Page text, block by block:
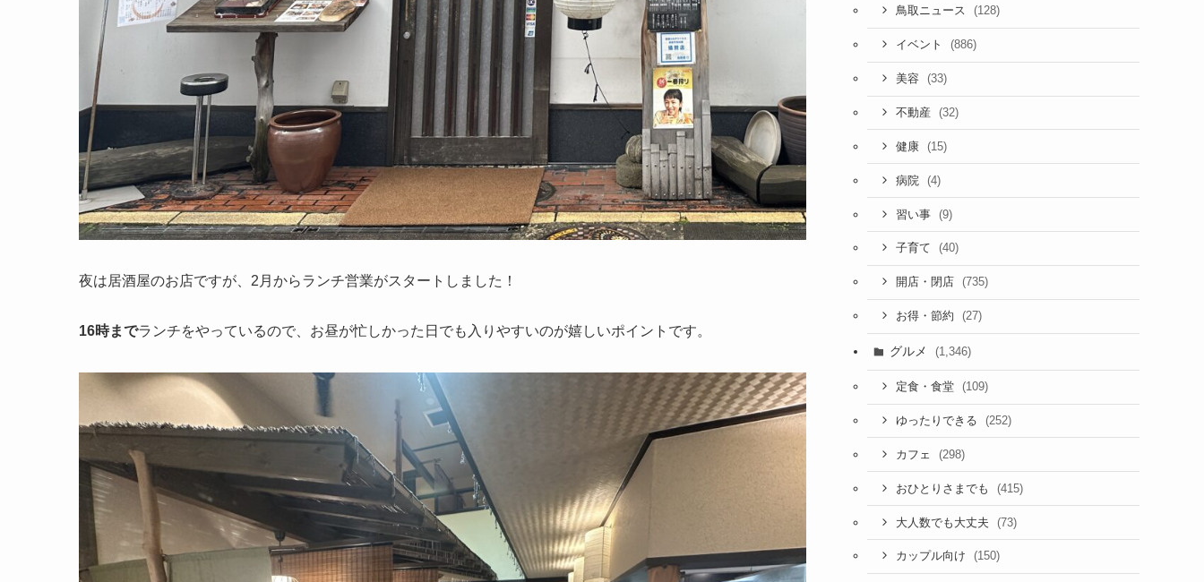
夜は居酒屋のお店ですが、2月からランチ営業がスタートしました！
16時までランチをやっているので、お昼が忙しかった日でも入りやすいのが嬉しいポイントです。
鳥取ニュース (128)
イベント (886)
美容 (33)
不動産 (32)
健康 (15)
病院 (4)
習い事 (9)
子育て (40)
開店・閉店 (735)
お得・節約 (27)
グルメ (1,346)
定食・食堂 (109)
ゆったりできる (252)
カフェ (298)
おひとりさまでも (415)
大人数でも大丈夫 (73)
カップル向け (150)